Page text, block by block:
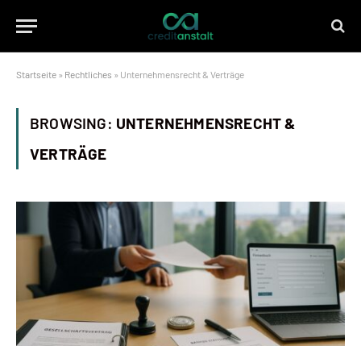
Startseite » Rechtliches » Unternehmensrecht & Verträge
BROWSING: UNTERNEHMENSRECHT &
VERTRÄGE